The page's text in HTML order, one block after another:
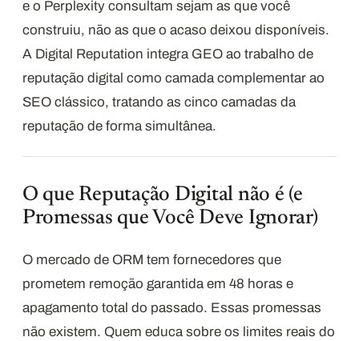
e o Perplexity consultam sejam as que você
construiu, não as que o acaso deixou disponíveis.
A Digital Reputation integra GEO ao trabalho de
reputação digital como camada complementar ao
SEO clássico, tratando as cinco camadas da
reputação de forma simultânea.
O que Reputação Digital não é (e
Promessas que Você Deve Ignorar)
O mercado de ORM tem fornecedores que
prometem remoção garantida em 48 horas e
apagamento total do passado. Essas promessas
não existem. Quem educa sobre os limites reais do